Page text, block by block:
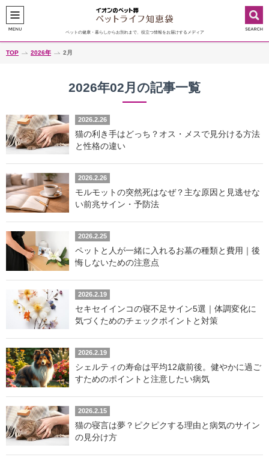
ペットの健康・暮らしからお別れまで、役立つ情報をお届けするメディア
TOP 2026年 2月
2026年02月の記事一覧
猫の利き手はどっち？オス・メスで見分ける方法
と性格の違い
2026.2.26
モルモットの突然死はなぜ？主な原因と見逃せな
い前兆サイン・予防法
2026.2.26
ペットと人が一緒に入れるお墓の種類と費用｜後
悔しないための注意点
2026.2.25
セキセイインコの寝不足サイン5選｜体調変化に
気づくためのチェックポイントと対策
2026.2.19
シェルティの寿命は平均12歳前後。健やかに過ご
すためのポイントと注意したい病気
2026.2.19
猫の寝言は夢？ピクピクする理由と病気のサイン
の見分け方
2026.2.15